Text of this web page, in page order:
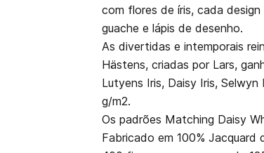
com flores de íris, cada
guache e lápis de desenho.
As divertidas e intemporais
Hästens, criadas por Lars,
Lutyens Iris, Daisy Iris,
g/m2.
Os padrões Matching Daisy
Fabricado em 100%